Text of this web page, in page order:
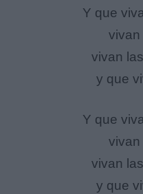
Y que
vivan
vivan
y que
Y que
vivan
vivan
y que